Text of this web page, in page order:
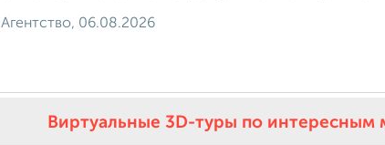
Агентство, 06.08.2026
Виртуальные 3D-туры по интересным